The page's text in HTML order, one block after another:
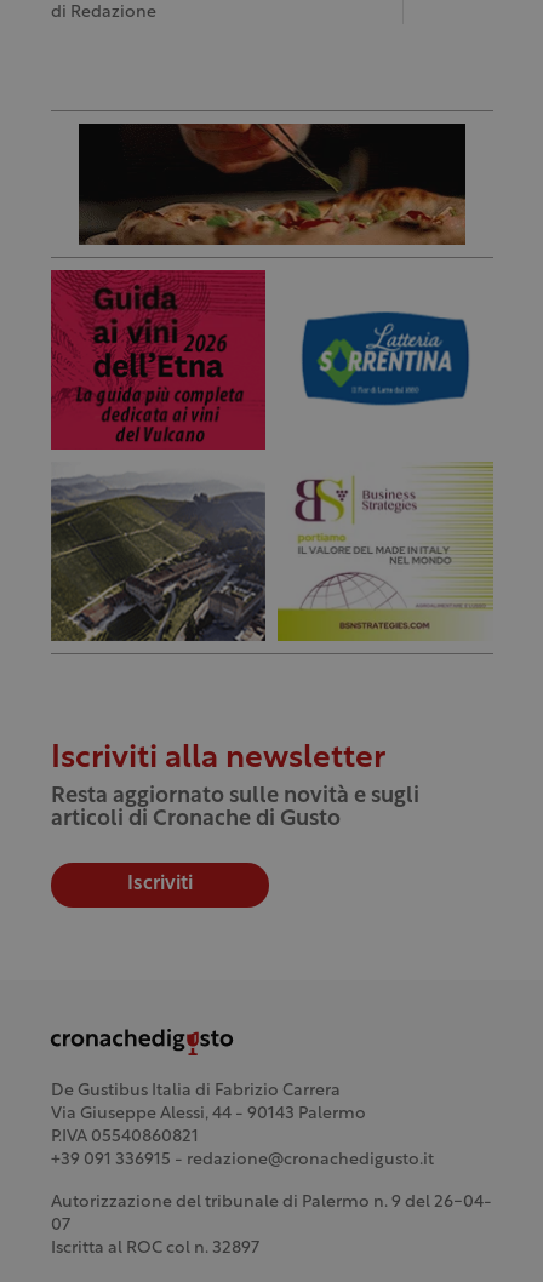
di Redazione
Iscriviti alla newsletter
Resta aggiornato sulle novità e sugli
articoli di Cronache di Gusto
Iscriviti
De Gustibus Italia di Fabrizio Carrera
Via Giuseppe Alessi, 44 - 90143 Palermo
P.IVA 05540860821
+39 091 336915 - redazione@cronachedigusto.it
Autorizzazione del tribunale di Palermo n. 9 del 26-04-
07
Iscritta al ROC col n. 32897